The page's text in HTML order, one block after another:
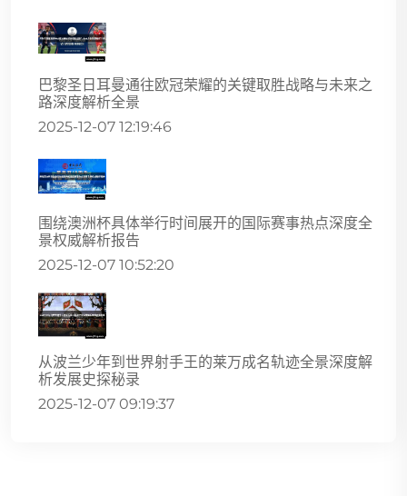
巴黎圣日耳曼通往欧冠荣耀的关键取胜战略与未来之
路深度解析全景
2025-12-07 12:19:46
围绕澳洲杯具体举行时间展开的国际赛事热点深度全
景权威解析报告
2025-12-07 10:52:20
从波兰少年到世界射手王的莱万成名轨迹全景深度解
析发展史探秘录
2025-12-07 09:19:37